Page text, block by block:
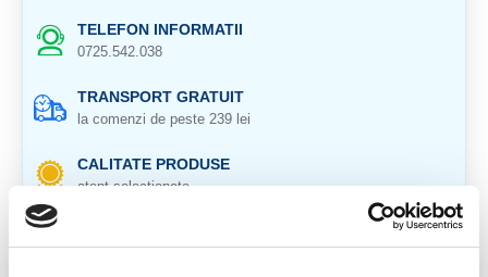
TELEFON INFORMATII
0725.542.038
TRANSPORT GRATUIT
la comenzi de peste 239 lei
CALITATE PRODUSE
atent selectionate